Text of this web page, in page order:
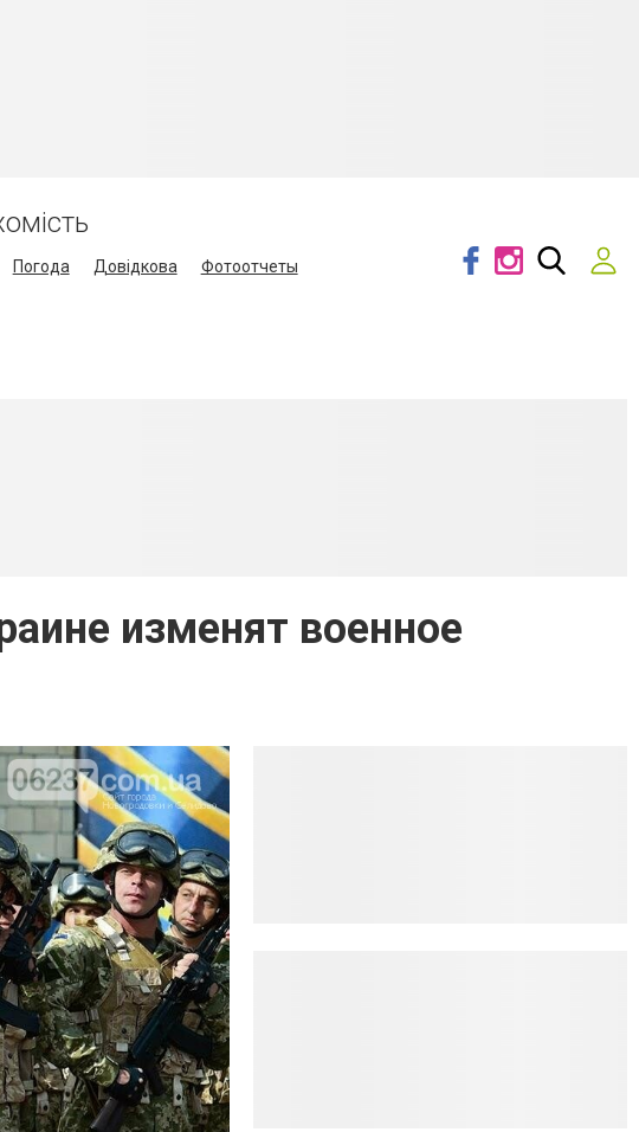
Погода Довідкова
Фотоотчеты
изменят военное